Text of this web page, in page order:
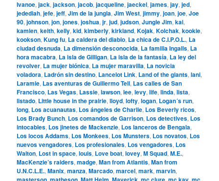
Ivanoe,jack,jackson,jacob,jacqueline,jaeckel,james,jay,jed,
jedediah,jefe,jeff,Jim de la jungla,Jim West,jimmy,joan,joe,Joe
90,johnson,jon,jones,joshua,jr,jud,judson,Jungle Jim,kai,
kamien,keith,kelly,kid,kimberly,kirkland,Kojak,Kolchak,kookie,
kookson,Kung fu, La caldera del diablo, La chica de C.I.P.O.L., La
ciudad desnuda, La dimensión desconocida, La familia Ingalls, La
hora macabra, La isla de Gilligan, La isla de la fantasía, La ley del
revolver, La mujer biónica, La mujer maravilla, La novicia
voladora, Ladrón sin destino, Lancelot Link, Land of the giants,lani,
Laramie, Las aventuras de Guillermo Tell, Las calles de San
Francisco, Las Vegas, Lassie,lawson,lee,levy,life,linda,lista,
listado, Little house in the prairie,lloyd,lofty,logan, Logan´s run,
long, Los acuanautas, Los ángeles de Charlie, Los Beverly ricos,
Los Brady Bunch, Los comandos de Garrison, Los detectives, Los
intocables, Los jinetes de Mackenzie, Los lanceros de Bengala,
Los locos Addams, Los Monkees, Los Munsters, Los novatos, Los
nuevos vengadores, Los profesionales, Los vengadores, Los
Walton, Lost in space,louis, Love boat,lovey,M Squad,M.E.,
MacKenzie’s raiders,madge,Man from Atlantis,Man from
U.N.C.L.E.,Manix,manza,Marcado,marcel,mark,marvin,
, , , , , ,